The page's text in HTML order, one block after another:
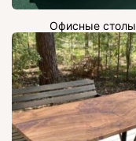
Офисные столы